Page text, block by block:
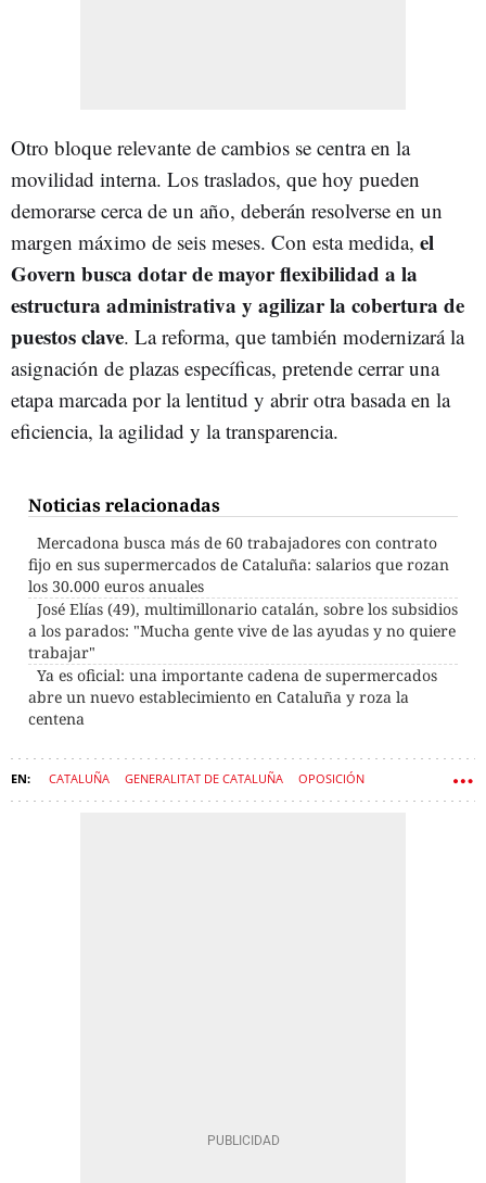
Otro bloque relevante de cambios se centra en la
movilidad interna. Los traslados, que hoy pueden
demorarse cerca de un año, deberán resolverse en un
margen máximo de seis meses. Con esta medida, el
Govern busca dotar de mayor flexibilidad a la
estructura administrativa y agilizar la cobertura de
puestos clave. La reforma, que también modernizará la
asignación de plazas específicas, pretende cerrar una
etapa marcada por la lentitud y abrir otra basada en la
eficiencia, la agilidad y la transparencia.
Noticias relacionadas
Mercadona busca más de 60 trabajadores con contrato
fijo en sus supermercados de Cataluña: salarios que rozan
los 30.000 euros anuales
José Elías (49), multimillonario catalán, sobre los subsidios
a los parados: "Mucha gente vive de las ayudas y no quiere
trabajar"
Ya es oficial: una importante cadena de supermercados
abre un nuevo establecimiento en Cataluña y roza la
centena
CATALUÑA GENERALITAT DE CATALUÑA OPOSICIÓN